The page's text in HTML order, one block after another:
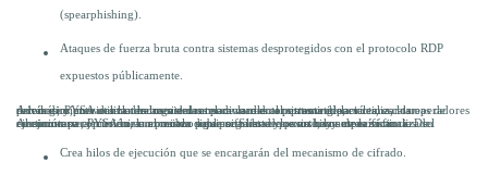
(spearphishing).
Ataques de fuerza bruta contra sistemas desprotegidos con el protocolo RDP
expuestos públicamente.
Además, y previo a la descarga del ransomware en el sistema de la víctima, los operadores detrás de PYSA utilizan herramientas relacionadas al pentesting para realizar tareas de reconocimiento dentro de los sistemas para recolectar otras credenciales, escalar privilegios, moverse lateralmente dentro de la red comprometida, etc.
Al ejecutarse, PYSA crea un mutex para asegurarse que no haya otras instancias del ransomware corriendo en el mismo equipo. Si este ya existe, la amenaza finaliza su ejecución para prevenir un posible doble cifrado de los archivos de la víctima. De continuar su ejecución, la amenaza sigue una lista de pasos muy específica:
Crea hilos de ejecución que se encargarán del mecanismo de cifrado.